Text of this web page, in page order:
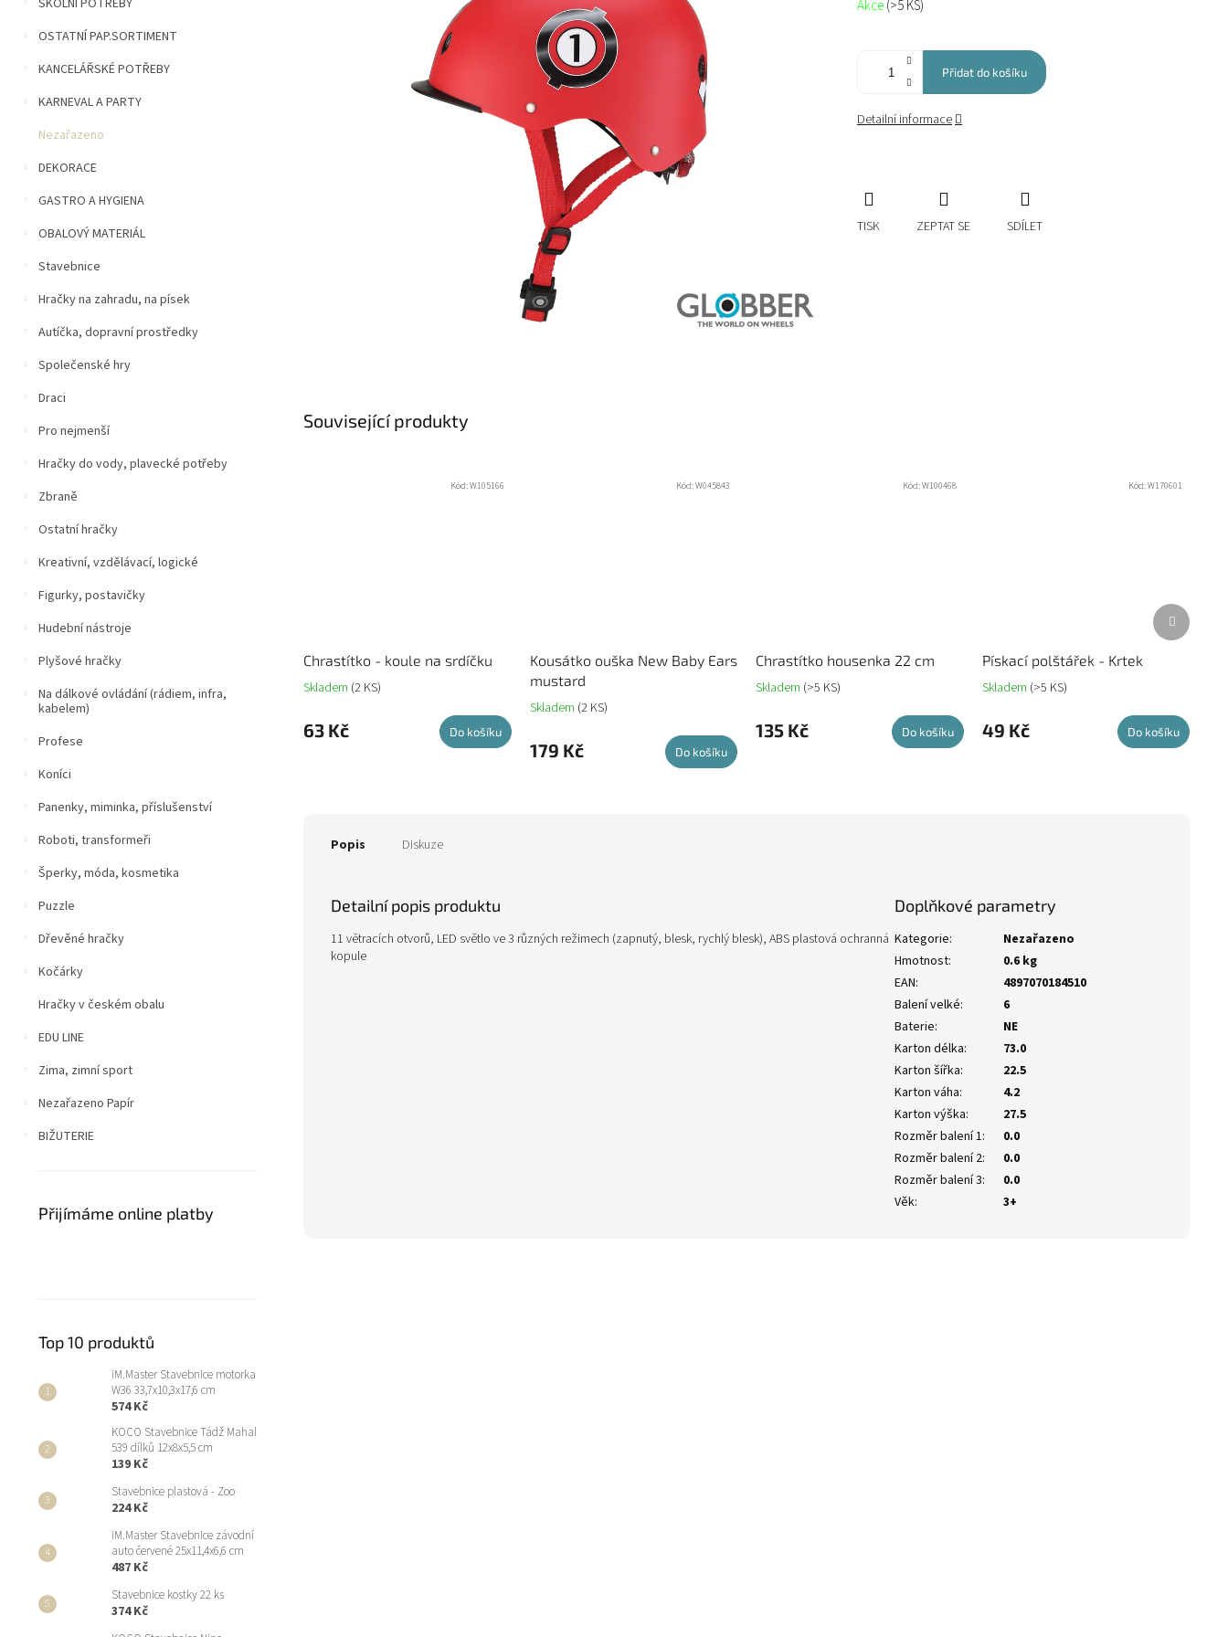
p
a
e
ŠKOLNÍ POTŘEBY
OSTATNÍ PAP.SORTIMENT
KANCELÁŘSKÉ POTŘEBY
KARNEVAL A PARTY
Nezařazeno
DEKORACE
GASTRO A HYGIENA
OBALOVÝ MATERIÁL
Stavebnice
Hračky na zahradu, na písek
Autíčka, dopravní prostředky
Společenské hry
Draci
Pro nejmenší
Hračky do vody, plavecké potřeby
Zbraně
Ostatní hračky
Kreativní, vzdělávací, logické
Figurky, postavičky
Hudební nástroje
Plyšové hračky
Na dálkové ovládání (rádiem, infra,
kabelem)
Profese
Koníci
Panenky, miminka, příslušenství
Roboti, transformeři
Šperky, móda, kosmetika
Puzzle
Dřevěné hračky
Kočárky
Hračky v českém obalu
EDU LINE
Zima, zimní sport
Nezařazeno Papír
BIŽUTERIE
Přijímáme online platby
Top 10 produktů
iM.Master Stavebnice motorka
W36 33,7x10,3x17,6 cm
574 Kč
KOCO Stavebnice Tádž Mahal
539 dílků 12x8x5,5 cm
139 Kč
Stavebnice plastová - Zoo
224 Kč
iM.Master Stavebnice závodní
auto červené 25x11,4x6,6 cm
487 Kč
Stavebnice kostky 22 ks
374 Kč
cena:
Akce(>5 KS)
Přidat do košíku
Detailní informace
TISK ZEPTAT SE SDÍLET
Související produkty
Chrastítko - koule na srdíčku
Skladem (2 KS)
63 Kč Do košíku
Kód:W105166
Kousátko ouška New Baby Ears
mustard
Skladem (2 KS)
179 Kč Do košíku
Kód:W045843
Chrastítko housenka 22 cm
Skladem (>5 KS)
135 Kč Do košíku
Kód:W100468
Pískací polštářek - Krtek
Skladem (>5 KS)
49 Kč Do košíku
Kód:W170601
Další
produkt
Popis Diskuze
Detailní popis produktu
11 větracích otvorů, LED světlo ve 3 různých režimech (zapnutý, blesk, rychlý blesk), ABS plastová ochranná
kopule
Doplňkové parametry
Kategorie:
Nezařazeno
Hmotnost:
0.6 kg
EAN:
4897070184510
Balení velké:
6
Baterie:
NE
Karton délka:
73.0
Karton šířka:
22.5
Karton váha:
4.2
Karton výška:
27.5
Rozměr balení 1:
0.0
Rozměr balení 2:
0.0
Rozměr balení 3:
0.0
Věk: 3+